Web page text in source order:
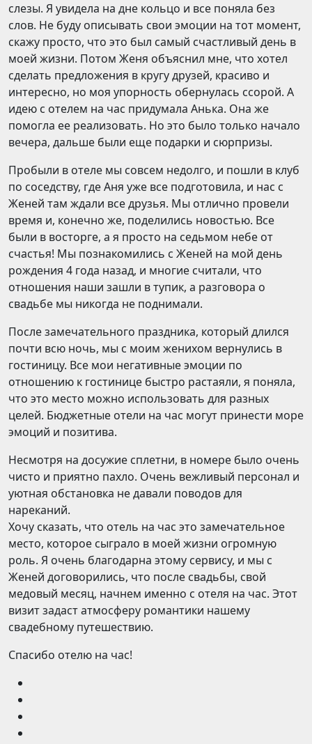
слезы. Я увидела на дне кольцо и все поняла без
слов. Не буду описывать свои эмоции на тот момент,
скажу просто, что это был самый счастливый день в
моей жизни. Потом Женя объяснил мне, что хотел
сделать предложения в кругу друзей, красиво и
интересно, но моя упорность обернулась ссорой. А
идею с отелем на час придумала Анька. Она же
помогла ее реализовать. Но это было только начало
вечера, дальше были еще подарки и сюрпризы.
Пробыли в отеле мы совсем недолго, и пошли в клуб
по соседству, где Аня уже все подготовила, и нас с
Женей там ждали все друзья. Мы отлично провели
время и, конечно же, поделились новостью. Все
были в восторге, а я просто на седьмом небе от
счастья! Мы познакомились с Женей на мой день
рождения 4 года назад, и многие считали, что
отношения наши зашли в тупик, а разговора о
свадьбе мы никогда не поднимали.
После замечательного праздника, который длился
почти всю ночь, мы с моим женихом вернулись в
гостиницу. Все мои негативные эмоции по
отношению к гостинице быстро растаяли, я поняла,
что это место можно использовать для разных
целей. Бюджетные отели на час могут принести море
эмоций и позитива.
Несмотря на досужие сплетни, в номере было очень
чисто и приятно пахло. Очень вежливый персонал и
уютная обстановка не давали поводов для
нареканий.
Хочу сказать, что отель на час это замечательное
место, которое сыграло в моей жизни огромную
роль. Я очень благодарна этому сервису, и мы с
Женей договорились, что после свадьбы, свой
медовый месяц, начнем именно с отеля на час. Этот
визит задаст атмосферу романтики нашему
свадебному путешествию.
Спасибо отелю на час!